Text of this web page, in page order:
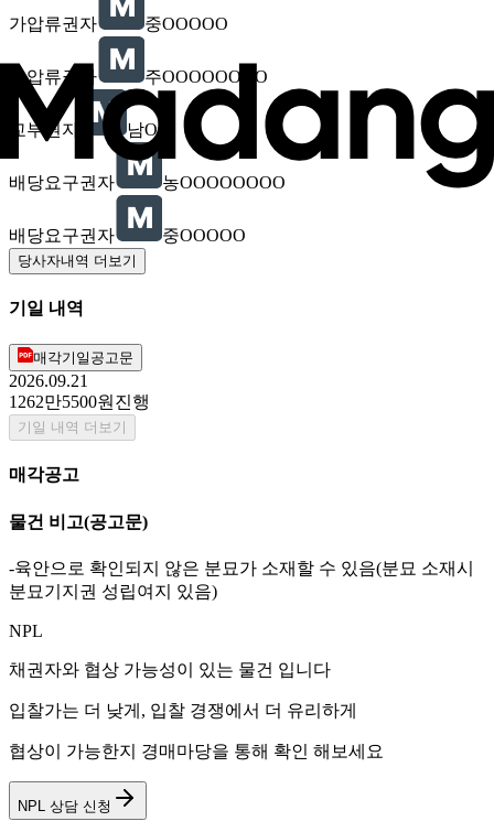
가압류권자 중OOOOO
가압류권자 주OOOOOOOO
교부권자 남OO
배당요구권자 농OOOOOOOO
배당요구권자 중OOOOO
당사자내역 더보기
기일 내역
매각기일공고문
2026.09.21
1262만5500원 진행
기일 내역 더보기
매각공고
물건 비고(공고문)
-육안으로 확인되지 않은 분묘가 소재할 수 있음(분묘 소재시
분묘기지권 성립여지 있음)
NPL
채권자와 협상 가능성이 있는 물건 입니다
입찰가는 더 낮게, 입찰 경쟁에서 더 유리하게
협상이 가능한지 경매마당을 통해 확인 해보세요
NPL 상담 신청